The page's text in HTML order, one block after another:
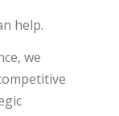
help.
we